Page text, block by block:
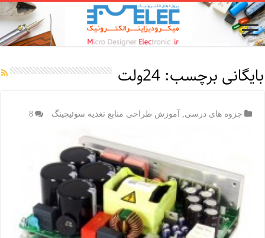
بایگانی برچسب:24ولت
جزوه های درسی آموزش طراحی منابع تغذیه سوئیچینگ 8